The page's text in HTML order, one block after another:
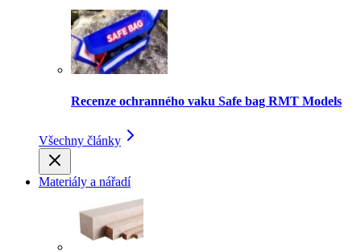
Recenze ochranného vaku Safe bag RMT Models
Všechny články
Materiály a nářadí